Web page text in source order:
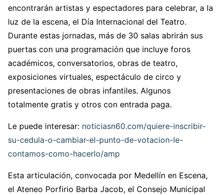
encontrarán artistas y espectadores para celebrar, a la
luz de la escena, el Día Internacional del Teatro.
Durante estas jornadas, más de 30 salas abrirán sus
puertas con una programación que incluye foros
académicos, conversatorios, obras de teatro,
exposiciones virtuales, espectáculo de circo y
presentaciones de obras infantiles. Algunos
totalmente gratis y otros con entrada paga.
Le puede interesar: noticiasn60.com/quiere-inscribir-
su-cedula-o-cambiar-el-punto-de-votacion-le-
contamos-como-hacerlo/amp
Esta articulación, convocada por Medellín en Escena,
el Ateneo Porfirio Barba Jacob, el Consejo Municipal